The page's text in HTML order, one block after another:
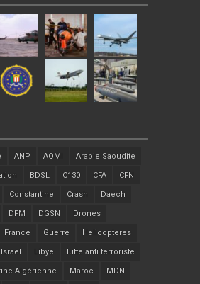
ANP AQMI Arabie Saoudite
BDSL C130 CFA CFN
Constantine Crash Daech
DFM DGSN Drones
France Guerre Helicopteres
Israel Libye lutte anti terroriste
Algérienne Maroc MDN